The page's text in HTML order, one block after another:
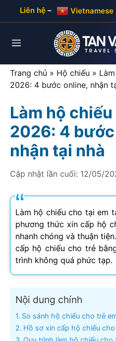
Liên hệ – Vietnamese
Menu
Trang chủ » Hộ chiếu »
2026: 4 bước online, nhận
Làm hộ
2026: 4
nhận tại nhà
Cập nhật lần cuối: 12/05/
Làm hộ chiếu cho tại em
phương thức xin cấp hộ
nhanh chóng và thuận
cấp hộ chiếu cho trẻ
trình không quá phức tạp.
Nội dung chính
So sánh hộ chiếu cho trẻ
Hồ sơ xin cấp hộ chiếu